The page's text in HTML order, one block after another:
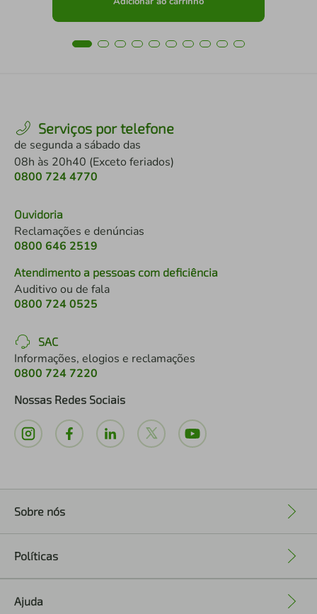
Serviços por telefone
de segunda a sábado das
08h às 20h40 (Exceto feriados)
0800 724 4770
Ouvidoria
Reclamações e denúncias
0800 646 2519
Atendimento a pessoas com deficiência
Auditivo ou de fala
0800 724 0525
SAC
Informações, elogios e reclamações
0800 724 7220
Nossas Redes Sociais
Sobre nós
Políticas
Ajuda